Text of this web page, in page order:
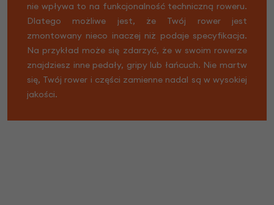
nie wpływa to na funkcjonalność techniczną roweru.
Dlatego możliwe jest, że Twój rower jest
zmontowany nieco inaczej niż podaje specyfikacja.
Na przykład może się zdarzyć, że w swoim rowerze
znajdziesz inne pedały, gripy lub łańcuch. Nie martw
się, Twój rower i części zamienne nadal są w wysokiej
jakości.